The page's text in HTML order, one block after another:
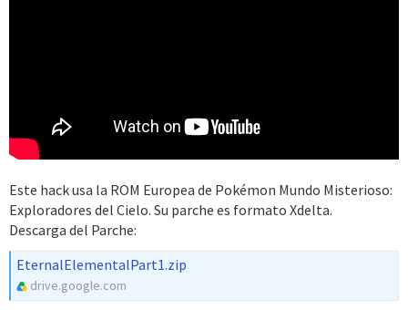
Este hack usa la ROM Europea de Pokémon Mundo Misterioso:
Exploradores del Cielo. Su parche es formato Xdelta.
Descarga del Parche:
EternalElementalPart1.zip
drive.google.com